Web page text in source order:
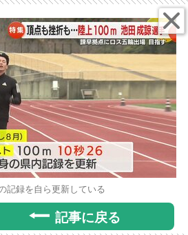
記録を自ら更新している
記事に戻る